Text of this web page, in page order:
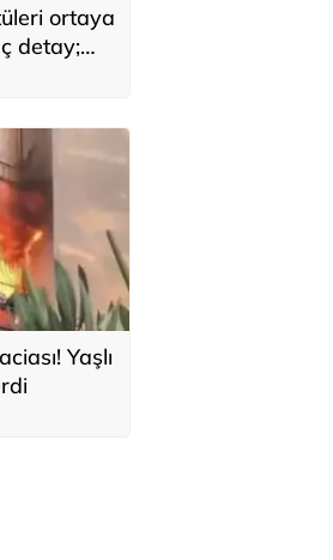
ortaya
detay;
Yaşlı